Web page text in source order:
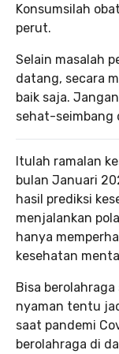
Konsumsilah
perut.
Selain masalah
datang, secara
baik saja.
sehat-seimbang
Itulah ramalan
bulan Januari
hasil prediksi
menjalankan
hanya
kesehatan
Bisa
nyaman tentu
saat pandemi
berolahraga di